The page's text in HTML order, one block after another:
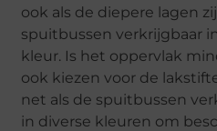
ook als de diepere lagen
spuitbussen verkrijgbaar
kleur. Is het oppervlak
ook kiezen voor de
net als de spuitbussen
in diverse kleuren om